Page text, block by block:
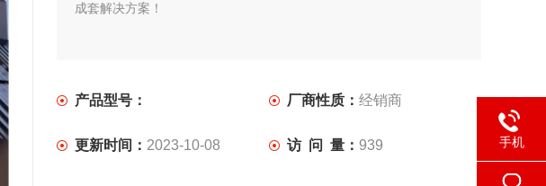
成套解决方案！
产品型号： 厂商性质：经销商
更新时间： 2023-10-08 访 问 量： 939 手机